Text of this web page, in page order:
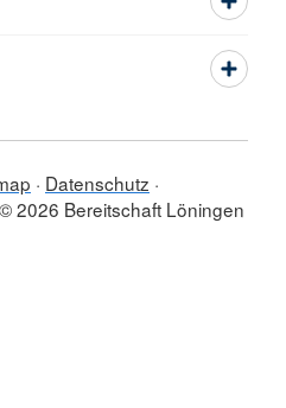
Datenschutz
© 2026 Bereitschaft Löningen